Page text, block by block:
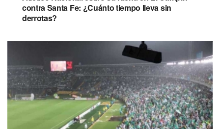
contra Santa Fe: ¿Cuánto tiempo lleva sin
derrotas?